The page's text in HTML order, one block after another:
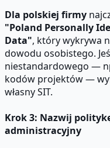
Dla polskiej firmy
"Poland Personally
Data", który wykrywa
dowodu osobistego.
niestandardowego —
kodów projektów —
własny SIT.
Krok 3: Nazwij
administracyjny